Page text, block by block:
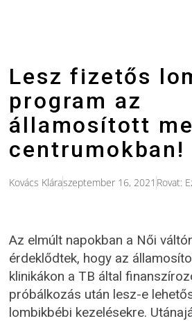
Lesz fizetős
program az
államosított
centrumokban!
Kovács Kláraszeptember 16, 2021 Rovat:
Az elmúlt napokban a Női
érdeklődtek, hogy az
klinikákon a TB által
próbálkozás után lesz-e
lombikbébi kezelésekre.